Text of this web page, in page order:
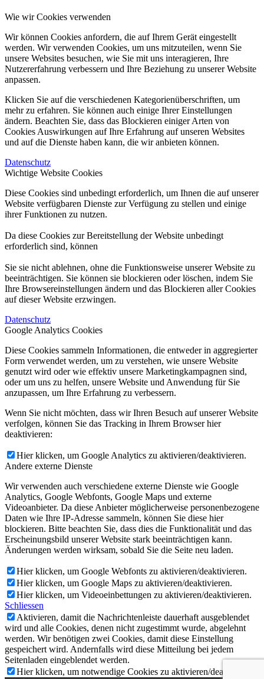
Wie wir Cookies verwenden
Wir können Cookies anfordern, die auf Ihrem Gerät eingestellt
werden. Wir verwenden Cookies, um uns mitzuteilen, wenn Sie
unsere Websites besuchen, wie Sie mit uns interagieren, Ihre
Nutzererfahrung verbessern und Ihre Beziehung zu unserer Website
anpassen.
Klicken Sie auf die verschiedenen Kategorienüberschriften, um
mehr zu erfahren. Sie können auch einige Ihrer Einstellungen
ändern. Beachten Sie, dass das Blockieren einiger Arten von
Cookies Auswirkungen auf Ihre Erfahrung auf unseren Websites
und auf die Dienste haben kann, die wir anbieten können.
Datenschutz
Wichtige Website Cookies
Diese Cookies sind unbedingt erforderlich, um Ihnen die auf unserer
Website verfügbaren Dienste zur Verfügung zu stellen und einige
ihrer Funktionen zu nutzen.
Da diese Cookies zur Bereitstellung der Website unbedingt
erforderlich sind, können
Sie sie nicht ablehnen, ohne die Funktionsweise unserer Website zu
beeinträchtigen. Sie können sie blockieren oder löschen, indem Sie
Ihre Browsereinstellungen ändern und das Blockieren aller Cookies
auf dieser Website erzwingen.
Datenschutz
Google Analytics Cookies
Diese Cookies sammeln Informationen, die entweder in aggregierter
Form verwendet werden, um zu verstehen, wie unsere Website
genutzt wird oder wie effektiv unsere Marketingkampagnen sind,
oder um uns zu helfen, unsere Website und Anwendung für Sie
anzupassen, um Ihre Erfahrung zu verbessern.
Wenn Sie nicht möchten, dass wir Ihren Besuch auf unserer Website
verfolgen, können Sie das Tracking in Ihrem Browser hier
deaktivieren:
Hier klicken, um Google Analytics zu aktivieren/deaktivieren.
Andere externe Dienste
Wir verwenden auch verschiedene externe Dienste wie Google
Analytics, Google Webfonts, Google Maps und externe
Videoanbieter. Da diese Anbieter möglicherweise personenbezogene
Daten wie Ihre IP-Adresse sammeln, können Sie diese hier
blockieren. Bitte beachten Sie, dass dies die Funktionalität und das
Erscheinungsbild unserer Website stark beeinträchtigen kann.
Änderungen werden wirksam, sobald Sie die Seite neu laden.
Hier klicken, um Google Webfonts zu aktivieren/deaktivieren.
Hier klicken, um Google Maps zu aktivieren/deaktivieren.
Hier klicken, um Videoeinbettungen zu aktivieren/deaktivieren.
Schliessen
Aktivieren, damit die Nachrichtenleiste dauerhaft ausgeblendet
wird und alle Cookies, denen nicht zugestimmt wurde, abgelehnt
werden. Wir benötigen zwei Cookies, damit diese Einstellung
gespeichert wird. Andernfalls wird diese Mitteilung bei jedem
Seitenladen eingeblendet werden.
Hier klicken, um notwendige Cookies zu aktivieren/deaktivieren.